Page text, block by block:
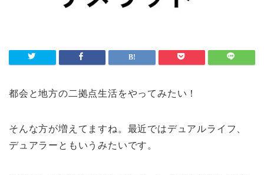
都会と地方の二拠点生活をやってみたい！
そんな方が増えてますね。最近ではデュアルライフ、
デュアラーともいうみたいです。